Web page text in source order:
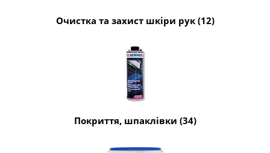
Очистка та захист шкіри рук (12)
Покриття, шпаклівки (34)